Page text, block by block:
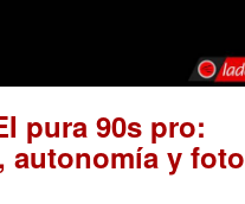
pura 90s pro:
autonomía y foto